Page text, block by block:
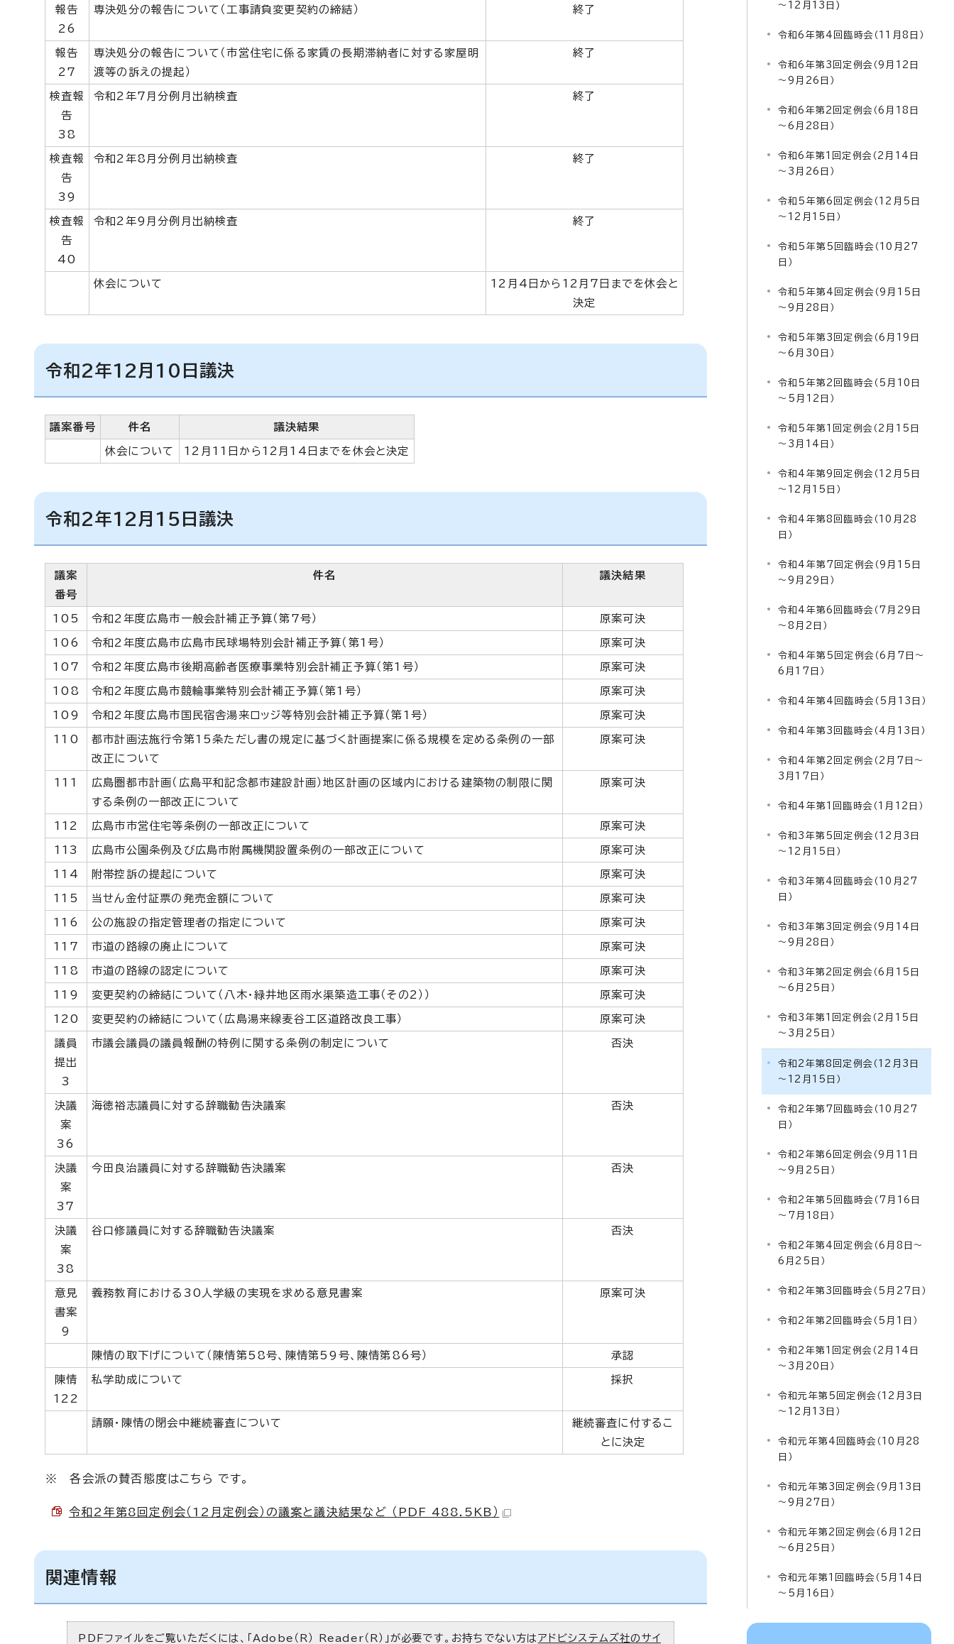
報告
26
専決処分の報告について（工事請負変更契約の締結） 終了
報告
27
専決処分の報告について（市営住宅に係る家賃の長期滞納者に対する家屋明
渡等の訴えの提起）
終了
検査報
告
38
令和2年7月分例月出納検査 終了
検査報
告
39
令和2年8月分例月出納検査 終了
検査報
告
40
令和2年9月分例月出納検査 終了
休会について
12月4日から12月7日までを休会と
決定
令和2年12月10日議決
議案番号 件名 議決結果
休会について 12月11日から12月14日までを休会と決定
令和2年12月15日議決
議案
番号
件名 議決結果
105 令和2年度広島市一般会計補正予算（第7号） 原案可決
106 令和2年度広島市広島市民球場特別会計補正予算（第1号） 原案可決
107 令和2年度広島市後期高齢者医療事業特別会計補正予算（第1号） 原案可決
108 令和2年度広島市競輪事業特別会計補正予算（第1号） 原案可決
109 令和2年度広島市国民宿舎湯来ロッジ等特別会計補正予算（第1号） 原案可決
110
都市計画法施行令第15条ただし書の規定に基づく計画提案に係る規模を定める条例の一部
改正について
原案可決
111
広島圏都市計画（広島平和記念都市建設計画）地区計画の区域内における建築物の制限に関
する条例の一部改正について
原案可決
112 広島市市営住宅等条例の一部改正について 原案可決
113 広島市公園条例及び広島市附属機関設置条例の一部改正について 原案可決
114 附帯控訴の提起について 原案可決
115 当せん金付証票の発売金額について 原案可決
116 公の施設の指定管理者の指定について 原案可決
117 市道の路線の廃止について 原案可決
118 市道の路線の認定について 原案可決
119 変更契約の締結について（八木・緑井地区雨水渠築造工事（その2）） 原案可決
120 変更契約の締結について（広島湯来線麦谷工区道路改良工事） 原案可決
議員
提出
3
市議会議員の議員報酬の特例に関する条例の制定について 否決
決議
案
36
海徳裕志議員に対する辞職勧告決議案 否決
決議
案
37
今田良治議員に対する辞職勧告決議案 否決
決議
案
38
谷口修議員に対する辞職勧告決議案 否決
意見
書案
9
義務教育における30人学級の実現を求める意見書案 原案可決
陳情の取下げについて（陳情第58号、陳情第59号、陳情第86号） 承認
陳情
122
私学助成について 採択
請願・陳情の閉会中継続審査について
継続審査に付するこ
とに決定
※ 各会派の賛否態度はこちら です。
令和2年第8回定例会（12月定例会）の議案と議決結果など （PDF 488.5KB）
関連情報
PDFファイルをご覧いただくには、「Adobe（R） Reader（R）」が必要です。お持ちでない方は アドビシステムズ社のサイ
～12月13日)
令和6年第4回臨時会（11月8日）
令和6年第3回定例会（9月12日
～9月26日）
令和6年第2回定例会（6月18日
～6月28日）
令和6年第1回定例会（2月14日
～3月26日）
令和5年第6回定例会（12月5日
～12月15日）
令和5年第5回臨時会（10月27
日）
令和5年第4回定例会（9月15日
～9月28日）
令和5年第3回定例会（6月19日
～6月30日）
令和5年第2回臨時会（5月10日
～5月12日）
令和5年第1回定例会（2月15日
～3月14日）
令和4年第9回定例会（12月5日
～12月15日）
令和4年第8回臨時会（10月28
日）
令和4年第7回定例会（9月15日
～9月29日）
令和4年第6回臨時会（7月29日
～8月2日）
令和4年第5回定例会（6月7日～
6月17日）
令和4年第4回臨時会（5月13日）
令和4年第3回臨時会（4月13日）
令和4年第2回定例会（2月7日～
3月17日）
令和4年第1回臨時会（1月12日）
令和3年第5回定例会（12月3日
～12月15日）
令和3年第4回臨時会（10月27
日）
令和3年第3回定例会（9月14日
～9月28日）
令和3年第2回定例会（6月15日
～6月25日）
令和3年第1回定例会（2月15日
～3月25日）
令和2年第8回定例会（12月3日
～12月15日）
令和2年第7回臨時会（10月27
日）
令和2年第6回定例会（9月11日
～9月25日）
令和2年第5回臨時会（7月16日
～7月18日）
令和2年第4回定例会（6月8日～
6月25日）
令和2年第3回臨時会（5月27日）
令和2年第2回臨時会（5月1日）
令和2年第1回定例会（2月14日
～3月20日）
令和元年第5回定例会（12月3日
～12月13日）
令和元年第4回臨時会（10月28
日）
令和元年第3回定例会（9月13日
～9月27日）
令和元年第2回定例会（6月12日
～6月25日）
令和元年第1回臨時会（5月14日
～5月16日）